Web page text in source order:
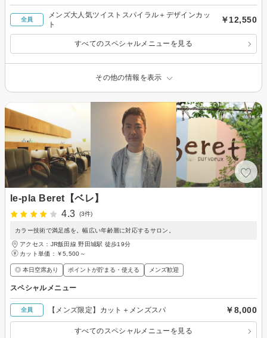
全員
メンズ大人気ツイストスパイラル＋デザインカッ
ト
￥12,550
すべてのスペシャルメニューを見る
その他の情報を表示
le-pla Beret【ベレ】
4.3
(3件)
カラー技術で満足感を。幅広い年齢層に対応するサロン。
アクセス：JR飯田線 野田城駅 徒歩19分
カット単価： ￥5,500～
◎ 本日空席あり ポイントが貯まる・使える メンズ歓迎
スペシャルメニュー
全員 【メンズ限定】カット＋メンズスパ ￥8,000
すべてのスペシャルメニューを見る